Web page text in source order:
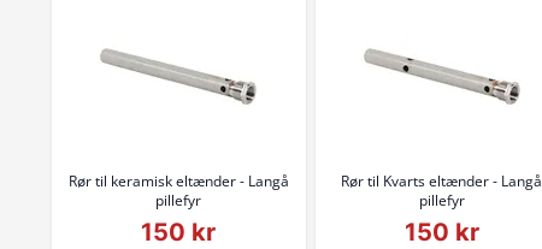
Rør til keramisk eltænder - Langå
pillefyr
150 kr
Rør til Kvarts eltænder - Langå
pillefyr
150 kr